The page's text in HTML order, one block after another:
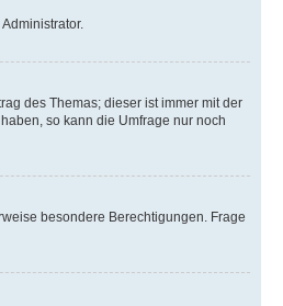
des Themas; dieser ist immer mit der
so kann die Umfrage nur noch
besondere Berechtigungen. Frage